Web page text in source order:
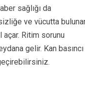
sağlığı da
ve vücutta
Ritim sorunu
gelir. Kan basıncı